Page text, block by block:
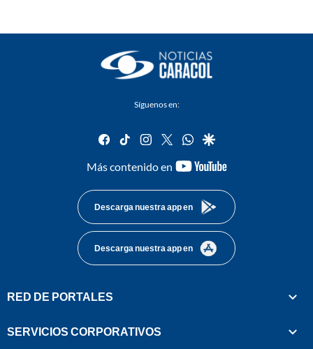
Síguenos en:
facebook
tiktok instagram
twitterwhatsapp
google
Más contenido en
youtube-
Descarga nuestra app en
Descarga nuestra app en
RED DE PORTALES
SERVICIOS CORPORATIVOS